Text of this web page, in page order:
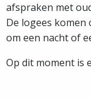
afspraken met
De logees
om een nacht of
Op dit moment is